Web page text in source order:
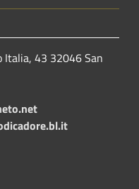
Italia, 43 32046 San